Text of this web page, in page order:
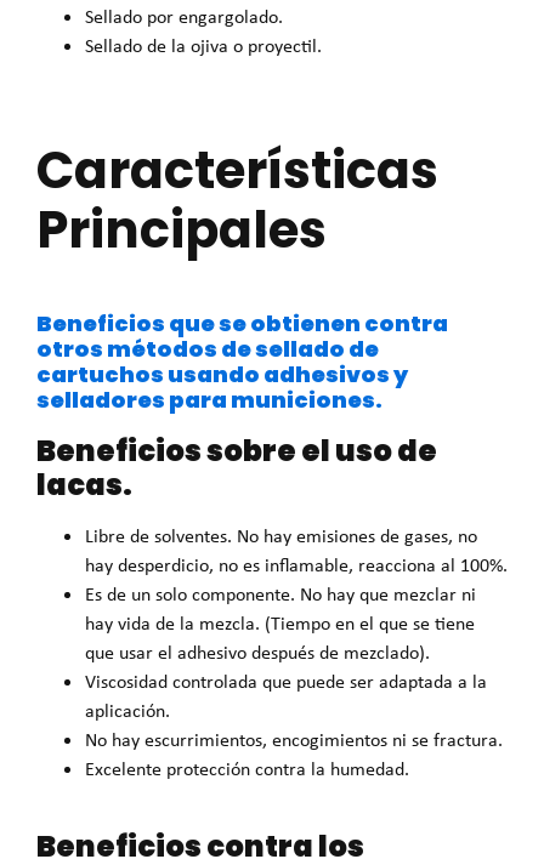
Sellado por engargolado.
Sellado de la ojiva o proyectil.
Características
Principales
Beneficios que se obtienen contra
otros métodos de sellado de
cartuchos usando adhesivos y
selladores para municiones.
Beneficios sobre el uso de
lacas.
Libre de solventes. No hay emisiones de gases, no
hay desperdicio, no es inflamable, reacciona al 100%.
Es de un solo componente. No hay que mezclar ni
hay vida de la mezcla. (Tiempo en el que se tiene
que usar el adhesivo después de mezclado).
Viscosidad controlada que puede ser adaptada a la
aplicación.
No hay escurrimientos, encogimientos ni se fractura.
Excelente protección contra la humedad.
Beneficios contra los